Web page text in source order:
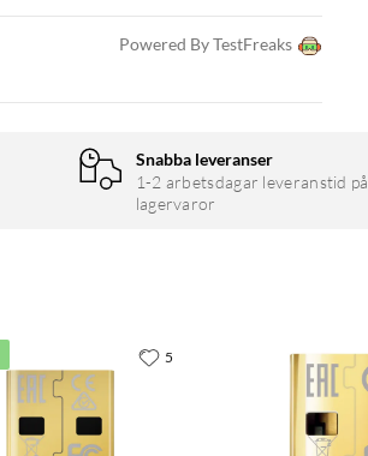
Powered By TestFreaks
Snabba leveranser
1-2 arbetsdagar leveranstid på
lagervaror
5